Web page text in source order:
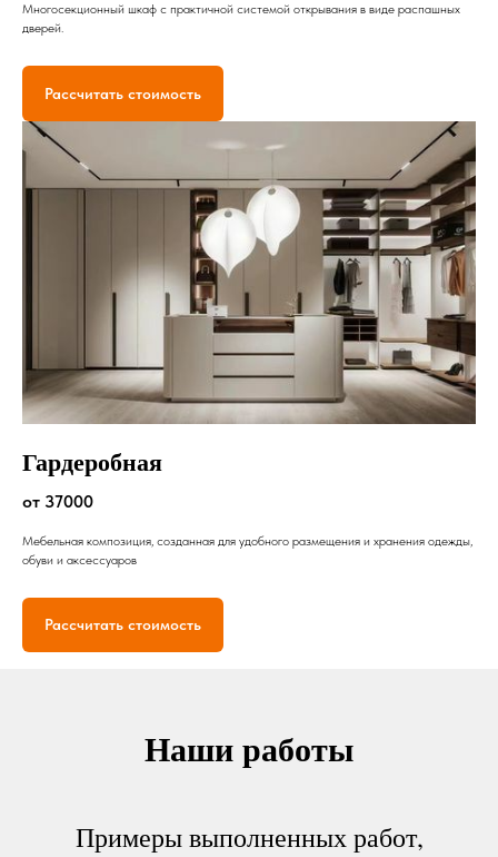
Многосекционный шкаф с практичной системой открывания в виде распашных
дверей.
Рассчитать стоимость
Гардеробная
от 37000
Мебельная композиция, созданная для удобного размещения и хранения одежды,
обуви и аксессуаров
Рассчитать стоимость
Наши работы
Примеры выполненных работ,